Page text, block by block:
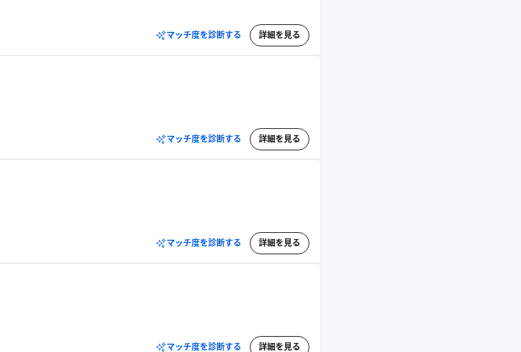
マッチ度を診断する 詳細を見る
マッチ度を診断する 詳細を見る
マッチ度を診断する 詳細を見る
マッチ度を診断する 詳細を見る